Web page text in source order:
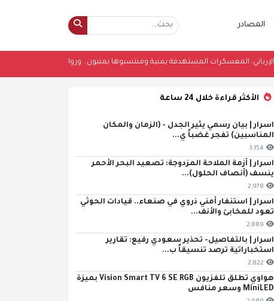
المصادر
•الإرياني: المعسكرات المستهدفة يمنية ومنتسبوها يمنيون.. ورواية
الأكثر قراءة خلال 24 ساعة
اسرار | بيان رسمي يثير الجدل - (الزمان والمكان
المناسبين) تفجر غضباً ي...
3,154
اسرار | أزمة الملاحة المزدوجة: تصعيد البحر الأحمر
ينسف (أنصاف الحلول)...
2,978
اسرار | استنفار أمني ذروي في صنعاء.. قيادات الحوثي
تعود للمخابئ والأنف...
2,889
اسرار | بالتفاصيل- تحذير سعودي رفيع: تقارير
استخباراتية ترصد تنسيقاً ب...
2,822
هواوي تطلق تلفزيون Vision Smart TV 6 SE RGB بميزة
MiniLED وسعر منافس